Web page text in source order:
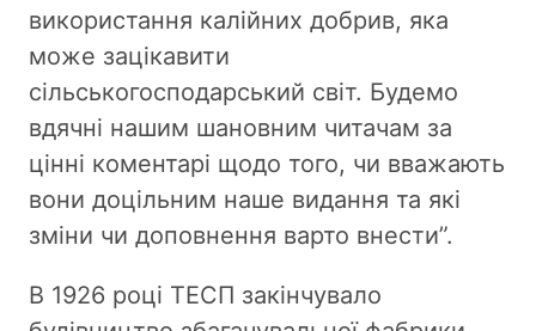
використання калійних добрив, яка
може зацікавити
сільськогосподарський світ. Будемо
вдячні нашим шановним читачам за
цінні коментарі щодо того, чи вважають
вони доцільним наше видання та які
зміни чи доповнення варто внести”.
В 1926 році ТЕСП закінчувало